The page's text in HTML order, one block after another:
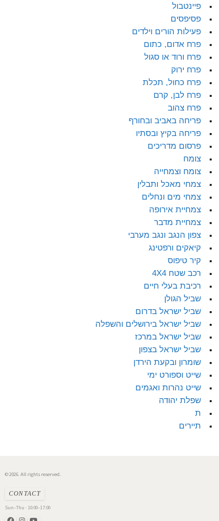
פיינטבול
פסיפסים
פעילות הורים וילדים
פרח אדום, כתום
פרח ורוד או סגול
פרח ירוק
פרח כחול, תכלת
פרח לבן, קרם
פרח צהוב
פריחה באביב ובחורף
פריחה בקיץ ובסתיו
פרסום מדריכים
צומח
צומח וצמחייה
צמחי מאכל ותבלין
צמחי מים ונחלים
צמחיית אירופה
צמחיית מדבר
צפון הנגב ונגב מערבי
קיאקים ורפטינג
קיר טיפוס
רכב שטח 4X4
רכיבת בעלי חיים
שביל הגולן
שביל ישראל בדרום
שביל ישראל בירושלים והשפלה
שביל ישראל במרכז
שביל ישראל בצפון
שומרון ובקעת הירדן
שייט וספורט ימי
שייט נהרות ואגמים
שפלת יהודה
ת
תיירים
© 2026. All rights reserved.
CONTACT
Sun–Thu · 10:00–17:00